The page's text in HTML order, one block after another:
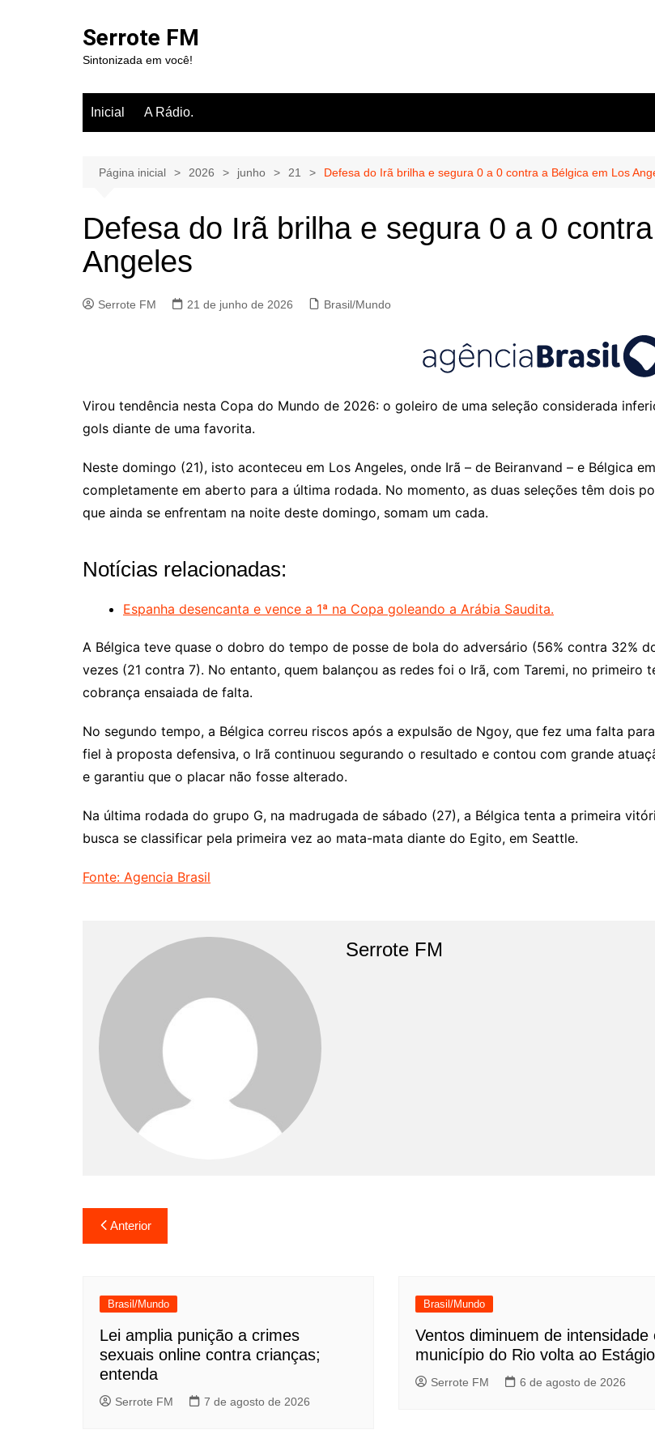
Serrote FM
Sintonizada em você!
Inicial A Rádio.
Página inicial 2026 junho 21 Defesa do Irã brilha e segura 0 a 0 contra a Bélgica em Los
Defesa do Irã brilha e segura 0 a 0
Angeles
Serrote FM 21 de junho de 2026 Brasil/Mundo
Virou tendência nesta Copa do Mundo de 2026: o goleiro de uma seleção considerada
gols diante de uma favorita.
Neste domingo (21), isto aconteceu em Los Angeles, onde Irã – de Beiranvand – e Bélgica
completamente em aberto para a última rodada. No momento, as duas seleções têm dois
que ainda se enfrentam na noite deste domingo, somam um cada.
Notícias relacionadas:
Espanha desencanta e vence a 1ª na Copa goleando a Arábia Saudita.
A Bélgica teve quase o dobro do tempo de posse de bola do adversário (56% contra 32%
vezes (21 contra 7). No entanto, quem balançou as redes foi o Irã, com Taremi, no
cobrança ensaiada de falta.
No segundo tempo, a Bélgica correu riscos após a expulsão de Ngoy, que fez uma falta
fiel à proposta defensiva, o Irã continuou segurando o resultado e contou com grande
e garantiu que o placar não fosse alterado.
Na última rodada do grupo G, na madrugada de sábado (27), a Bélgica tenta a primeira
busca se classificar pela primeira vez ao mata-mata diante do Egito, em Seattle.
Fonte: Agencia Brasil
Serrote FM
Navegação
de
Anterior
Brasil/Mundo
Lei amplia punição a crimes
sexuais online contra crianças;
entenda
Serrote FM 7 de agosto de 2026
Brasil/Mundo
Ventos diminuem de intensidade
município do Rio volta ao
Serrote FM 6 de agosto de 2026